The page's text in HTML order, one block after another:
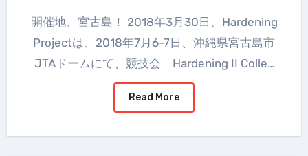
開催地、宮古島！ 2018年3月30日、Hardening
Projectは、2018年7月6-7日、沖縄県宮古島市
JTAドームにて、競技会「Hardening II Colle…
Read More